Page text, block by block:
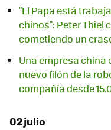
"El Papa está
chinos": Peter Thiel
cometiendo un
Una empresa china
nuevo filón de la
compañía desde
02 julio